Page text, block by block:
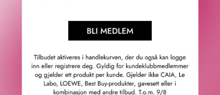
Couture-duft, Blanc Kogane, en vanedannende og
muskaktig duft av hvite blomster, som med sin duo av
utsmykket med et organisk gullmønster inspirert av den
vakre kintsugi-kunsten.
GTIN: 3614273987806